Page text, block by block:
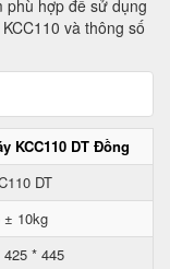
phù hợp để sử dụng
và thông số
KCC110 DT Đồng
DT
± 10kg
425 * 445